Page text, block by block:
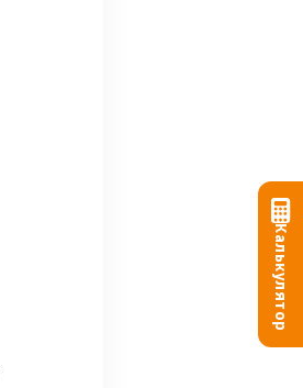
Калькулятор